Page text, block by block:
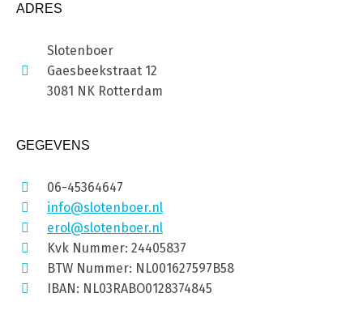
ADRES
Slotenboer
Gaesbeekstraat 12
3081 NK Rotterdam
GEGEVENS
06-45364647
info@slotenboer.nl
erol@slotenboer.nl
Kvk Nummer: 24405837
BTW Nummer: NL001627597B58
IBAN: NL03RABO0128374845